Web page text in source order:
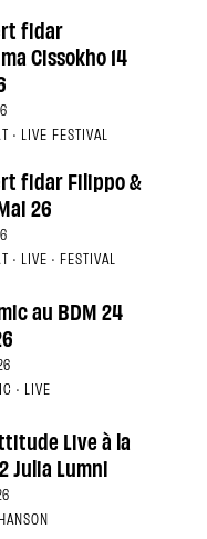
fidar
Cissokho 14
· LIVE FESTIVAL
fidar Filippo &
26
· LIVE · FESTIVAL
au BDM 24
· LIVE
Live à la
Julia Lumni